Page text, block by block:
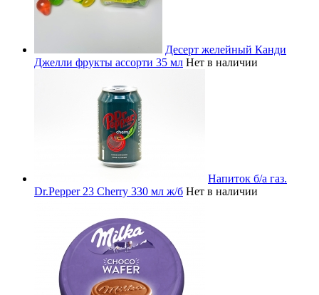
Десерт желейный Канди
Джелли фрукты ассорти 35 мл Нет в наличии
Напиток б/а газ.
Dr.Pepper 23 Cherry 330 мл ж/б Нет в наличии